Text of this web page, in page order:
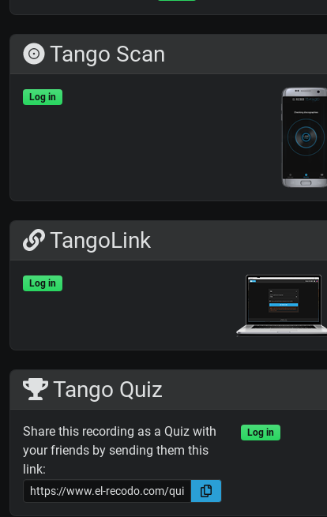
Tango Scan
Log in
TangoLink
Log in
Tango Quiz
Share this recording as a Quiz with
your friends by sending them this
link:
Log in